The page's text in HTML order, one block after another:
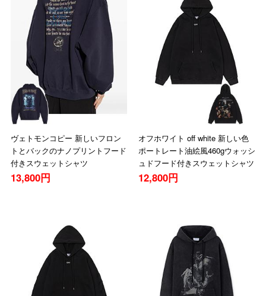
ヴェトモンコピー 新しいフロン
トとバックのナノプリントフード
付きスウェットシャツ
13,800円
オフホワイト off white 新しい色
ポートレート油絵風460gウォッシ
ュドフード付きスウェットシャツ
12,800円